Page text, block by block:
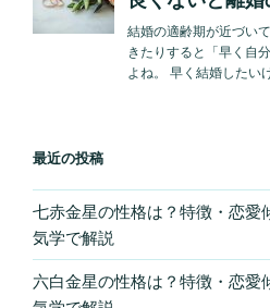
最近の投稿
七赤金星の性格は？特徴・恋愛
気学で解説
六白金星の性格は？特徴・恋愛